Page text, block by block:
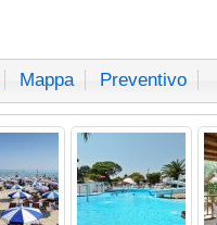
Mappa Preventivo